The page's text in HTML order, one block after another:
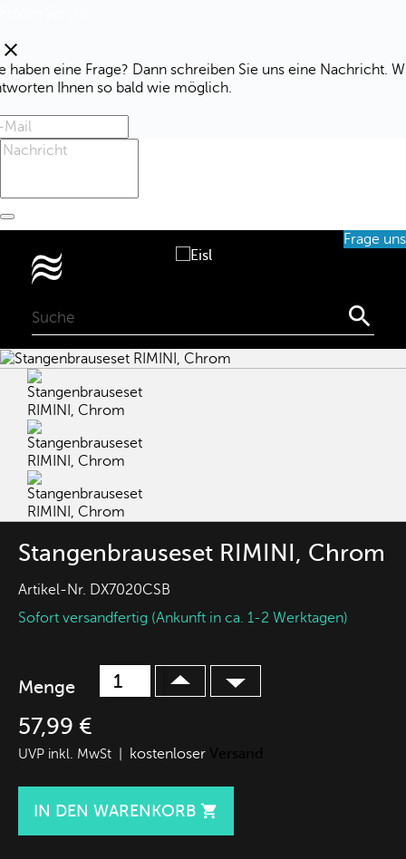
clear
haben eine Frage? Dann schreiben Sie uns eine Nachricht.
Ihnen so bald wie möglich.
Frage uns

Stangenbrauseset RIMINI, Chrom
Artikel-Nr. DX7020CSB
Sofort versandfertig (Ankunft in ca. 1-2 Werktagen)
Menge
57,99 €
UVP inkl. MwSt | kostenloser
IN DEN WARENKORB 